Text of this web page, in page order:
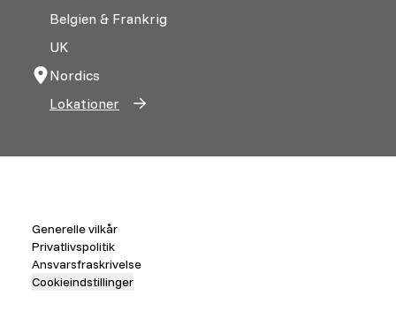
Belgien & Frankrig
UK
Nordics
Lokationer
Generelle vilkår
Privatlivspolitik
Ansvarsfraskrivelse
Cookieindstillinger